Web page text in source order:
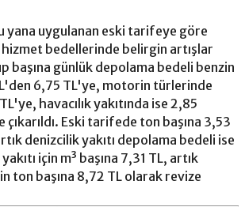
uygulanan eski tarifeye göre
bedellerinde belirgin artışlar
başına günlük depolama bedeli benzin
6,75 TL'ye, motorin türlerinde
havacılık yakıtında ise 2,85
Eski tarifede ton başına 3,53
denizcilik yakıtı depolama bedeli ise
için m³ başına 7,31 TL, artık
ton başına 8,72 TL olarak revize